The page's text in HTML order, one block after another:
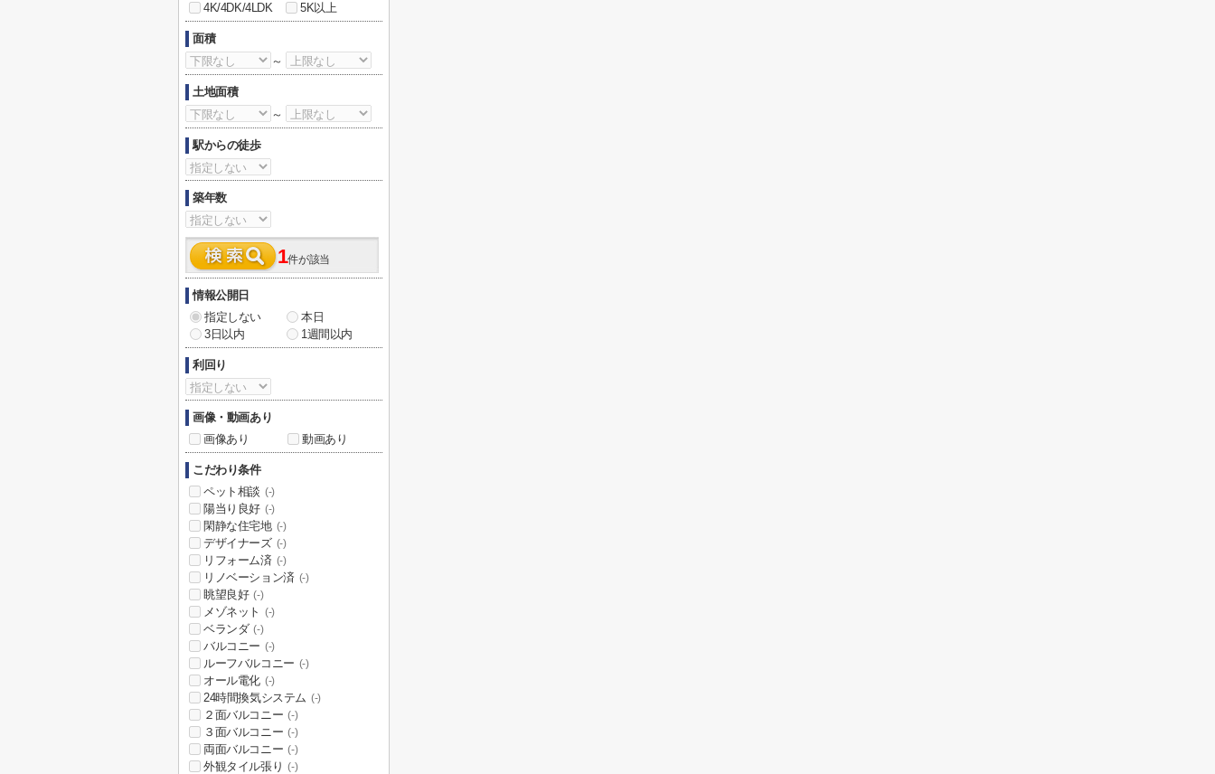
4K/4DK/4LDK
5K以上
面積
～
土地面積
～
駅からの徒歩
築年数
1件が該当
情報公開日
指定しない
本日
3日以内
1週間以内
利回り
画像・動画あり
画像あり
動画あり
こだわり条件
ペット相談 (-)
陽当り良好 (-)
閑静な住宅地 (-)
デザイナーズ (-)
リフォーム済 (-)
リノベーション済 (-)
眺望良好 (-)
メゾネット (-)
ベランダ (-)
バルコニー (-)
ルーフバルコニー (-)
オール電化 (-)
24時間換気システム (-)
２面バルコニー (-)
３面バルコニー (-)
両面バルコニー (-)
外観タイル張り (-)